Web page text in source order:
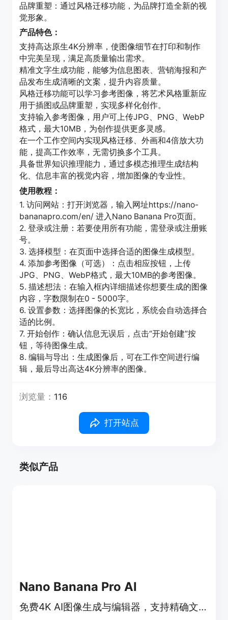
品牌重塑：通过风格迁移功能，为品牌打造全新的视
觉形象。
产品特色：
支持高达原生4K分辨率，使图像细节在打印和制作
中完美呈现，满足高质量输出需求。
精准文字生成功能，能够为信息图表、营销海报和产
品发布生成清晰的文案，提升内容质量。
风格迁移功能可以学习参考图像，将艺术风格重新应
用于插图或品牌重塑，实现多样化创作。
支持输入参考图像，用户可上传JPG、PNG、WebP
格式，最大10MB，为创作提供更多灵感。
在一个工作空间内实现风格迁移、外画和4倍放大功
能，提高工作效率，无需切换多个工具。
具备世界知识推理能力，通过多模态推理生成结构
化、信息丰富的视觉内容，增加图像的专业性。
使用教程：
1. 访问网站：打开浏览器，输入网址https://nano-
bananapro.com/en/ 进入Nano Banana Pro页面。
2. 登录或注册：若要使用所有功能，需登录或注册账
号。
3. 选择模型：在页面中选择合适的图像生成模型。
4. 添加参考图像（可选）：点击相应按钮，上传
JPG、PNG、WebP格式，最大10MB的参考图像。
5. 描述想法：在输入框内详细描述你想要生成的图像
内容，字数限制在0 - 5000字。
6. 设置参数：选择图像的长宽比，系统会自动选择合
适的比例。
7. 开始创作：确认信息无误后，点击“开始创建”按
钮，等待图像生成。
8. 编辑与导出：生成图像后，可在工作空间进行编
辑，最后导出高达4K分辨率的图像。
浏览量： 116
打开站点
类似产品
Nano Banana Pro AI
免费4K AI图像生成与编辑器，支持精确文字渲染，适用于多种设计。